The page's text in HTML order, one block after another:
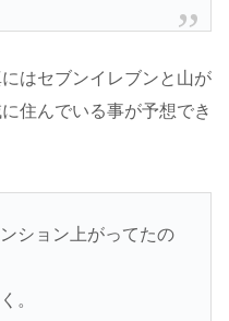
はセブンイレブンと山が
住んでいる事が予想でき
ション上がってたの
。